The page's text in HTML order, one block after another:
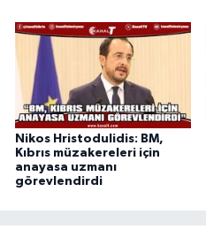
Nikos Hristodulidis: BM,
Kıbrıs müzakereleri için
anayasa uzmanı
görevlendirdi